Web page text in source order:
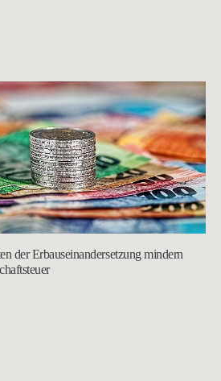
der Erbauseinandersetzung mindern